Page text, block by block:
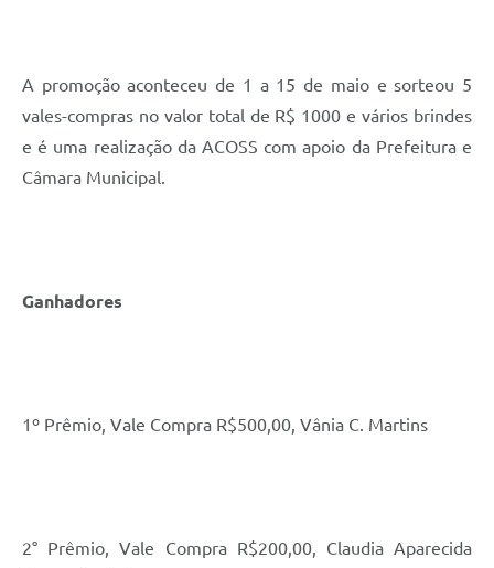
A promoção aconteceu de 1 a 15 de maio e sorteou 5
vales-compras no valor total de R$ 1000 e vários brindes
e é uma realização da ACOSS com apoio da Prefeitura e
Câmara Municipal.
Ganhadores
1º Prêmio, Vale Compra R$500,00, Vânia C. Martins
2° Prêmio, Vale Compra R$200,00, Claudia Aparecida